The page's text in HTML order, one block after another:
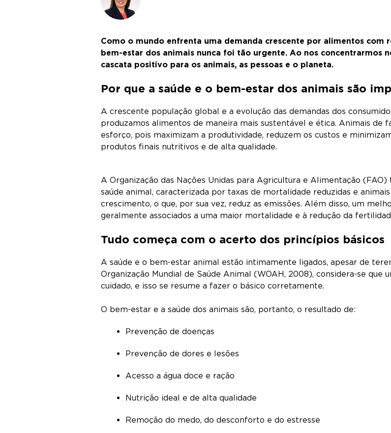
Como o mundo enfrenta uma demanda crescente por alimentos com
bem-estar dos animais nunca foi tão urgente. Ao nos concentrarmos
cascata positivo para os animais, as pessoas e o planeta.
Por que a saúde e o bem-estar dos animais são
A crescente população global e a evolução das demandas dos
produzamos alimentos de maneira mais sustentável e ética. Animais de
esforço, pois maximizam a produtividade, reduzem os custos e
produtos finais nutritivos e de alta qualidade.
A Organização das Nações Unidas para Agricultura e Alimentação
saúde animal, caracterizada por taxas de mortalidade reduzidas e
crescimento, o que, por sua vez, reduz as emissões. Além disso, um
geralmente associados a uma maior mortalidade e à redução da
Tudo começa com o acerto dos princípios básicos
A saúde e o bem-estar animal estão intimamente ligados, apesar de
Organização Mundial de Saúde Animal (WOAH, 2008), considera-se
cuidado, e isso se resume a fazer o básico corretamente.
O bem-estar e a saúde dos animais são, portanto, o resultado de:
Prevenção de doenças
Prevenção de dores e lesões
Acesso a água doce e ração
Nutrição ideal e de alta qualidade
Remoção do medo, do desconforto e do estresse